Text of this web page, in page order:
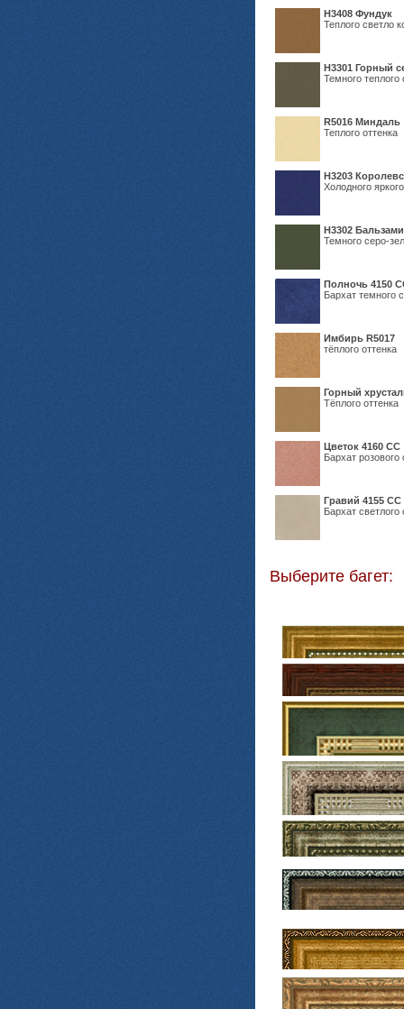
Н3408 Фундук
Теплого светло
Н3301 Горный
Темного теплого
R5016 Миндаль
Теплого оттенка
Н3203
Холодного
Н3302
Темного серо-
Полночь 4150
Бархат темного
Имбирь R5017
тёплого оттенка
Горный
Тёплого оттенка
Цветок 4160 СС
Бархат розового
Гравий 4155 СС
Бархат светлого
Выберите багет: